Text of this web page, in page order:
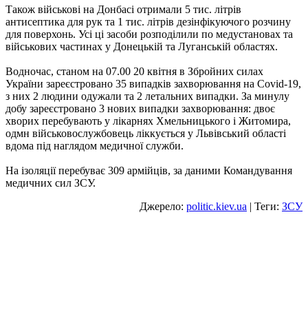
Також військові на Донбасі отримали 5 тис. літрів
антисептика для рук та 1 тис. літрів дезінфікуючого розчину
для поверхонь. Усі ці засоби розподілили по медустановах та
військових частинах у Донецькій та Луганській областях.
Водночас, станом на 07.00 20 квітня в Збройних силах
України зареєстровано 35 випадків захворювання на Covid-19,
з них 2 людини одужали та 2 летальних випадки. За минулу
добу зареєстровано 3 нових випадки захворювання: двоє
хворих перебувають у лікарнях Хмельницького і Житомира,
одмн військовослужбовець ліккується у Львівський області
вдома під наглядом медичної служби.
На ізоляції перебуває 309 армійців, за даними Командування
медичних сил ЗСУ.
Джерело: politic.kiev.ua | Теги: ЗСУ